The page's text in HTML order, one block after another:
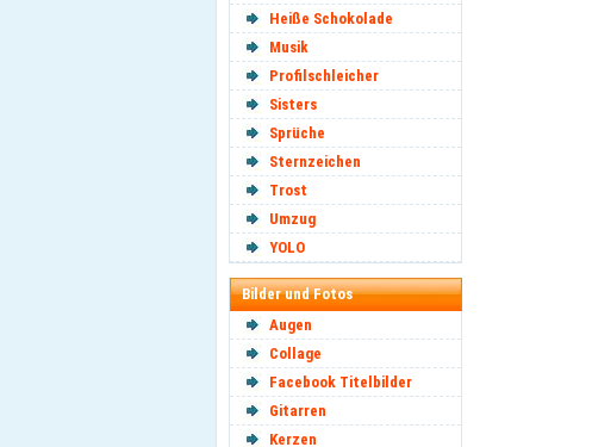
Heiße Schokolade
Musik
Profilschleicher
Sisters
Sprüche
Sternzeichen
Trost
Umzug
YOLO
Bilder und Fotos
Augen
Collage
Facebook Titelbilder
Gitarren
Kerzen